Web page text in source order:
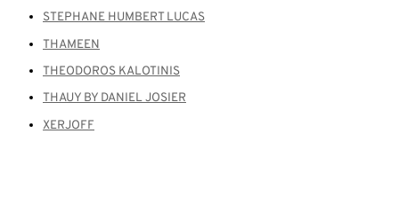
STEPHANE HUMBERT LUCAS
THAMEEN
THEODOROS KALOTINIS
THAUY BY DANIEL JOSIER
XERJOFF